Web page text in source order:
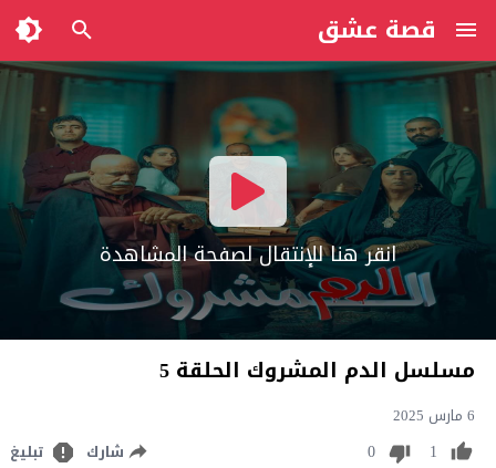
قصة عشق
انقر هنا للإنتقال لصفحة المشاهدة
مسلسل الدم المشروك الحلقة 5
6 مارس 2025
1
0 شارك تبليغ